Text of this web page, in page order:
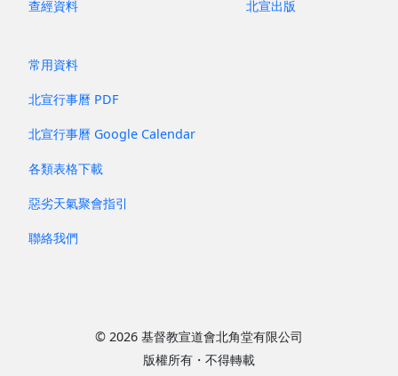
查經資料 北宣出版
常用資料
北宣行事曆 PDF
北宣行事曆 Google Calendar
各類表格下載
惡劣天氣聚會指引
聯絡我們
© 2026 基督教宣道會北角堂有限公司
版權所有・不得轉載